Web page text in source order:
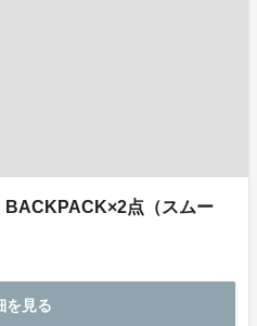
BACKPACK×2点（スムー
を見る